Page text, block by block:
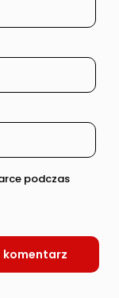
podczas